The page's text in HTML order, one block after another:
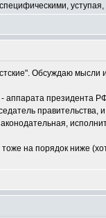
уступая,
Обсуждаю
аппарата президента
правительства,
на порядок ниже